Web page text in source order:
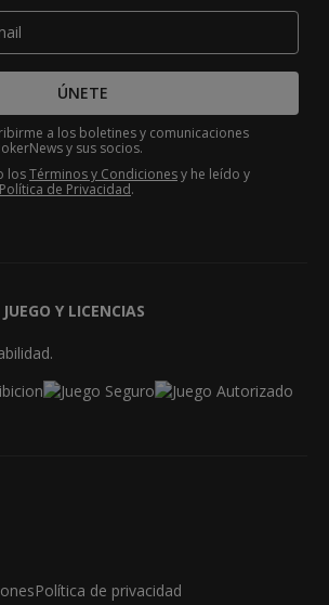
ÚNETE
a los boletines y comunicaciones
y sus socios.
losTérminos y Condicionesy he leído y
Política de Privacidad.
Y LICENCIAS
Política de privacidad